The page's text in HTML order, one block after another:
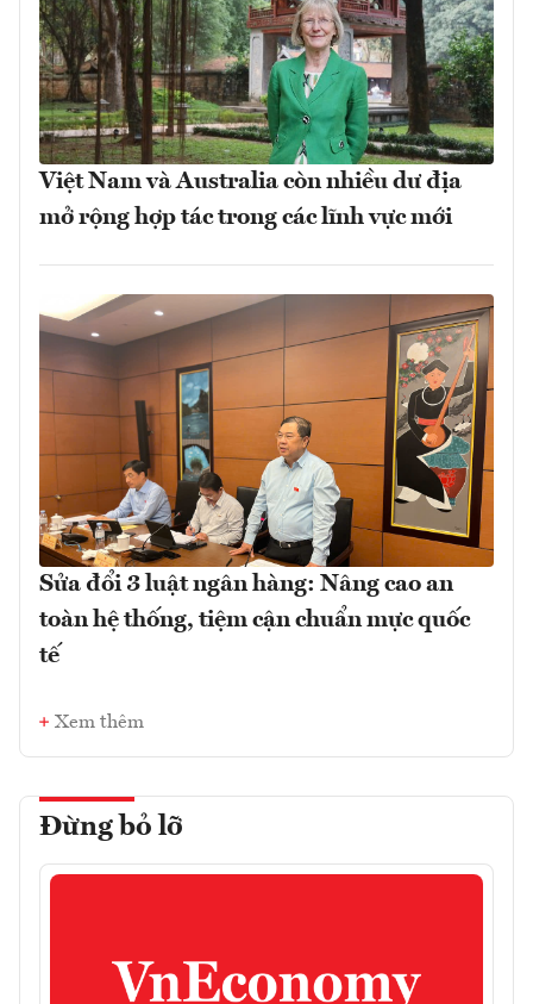
Việt Nam và Australia còn nhiều dư địa
mở rộng hợp tác trong các lĩnh vực mới
Sửa đổi 3 luật ngân hàng: Nâng cao an
toàn hệ thống, tiệm cận chuẩn mực quốc
tế
Xem thêm
Đừng bỏ lỡ